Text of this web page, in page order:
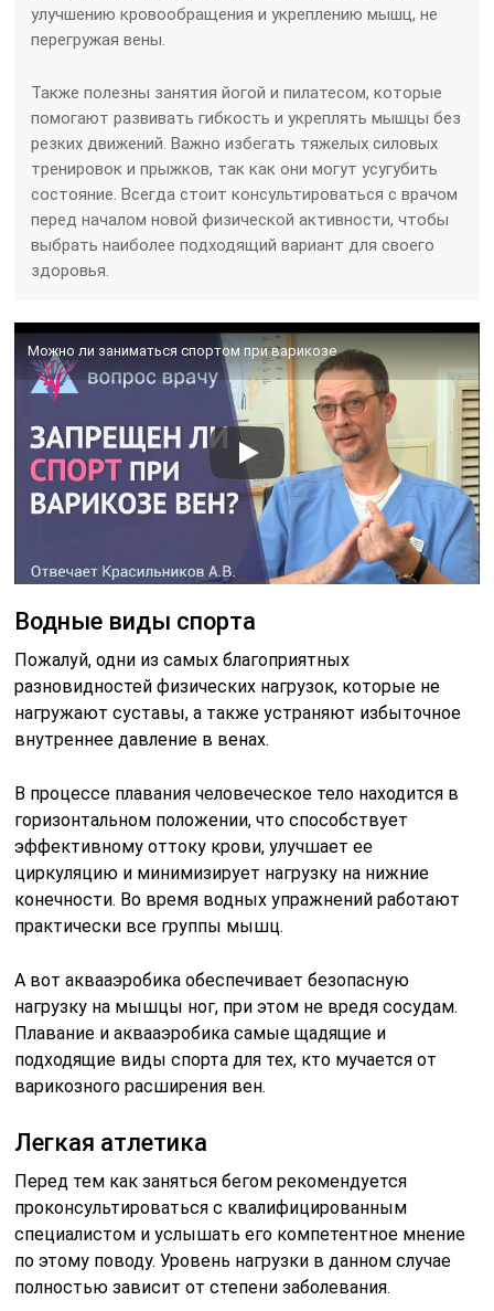
улучшению кровообращения и укреплению мышц, не
перегружая вены.
Также полезны занятия йогой и пилатесом, которые
помогают развивать гибкость и укреплять мышцы без
резких движений. Важно избегать тяжелых силовых
тренировок и прыжков, так как они могут усугубить
состояние. Всегда стоит консультироваться с врачом
перед началом новой физической активности, чтобы
выбрать наиболее подходящий вариант для своего
здоровья.
Можно ли заниматься спортом при варикозе
Водные виды спорта
Пожалуй, одни из самых благоприятных
разновидностей физических нагрузок, которые не
нагружают суставы, а также устраняют избыточное
внутреннее давление в венах.
В процессе плавания человеческое тело находится в
горизонтальном положении, что способствует
эффективному оттоку крови, улучшает ее
циркуляцию и минимизирует нагрузку на нижние
конечности. Во время водных упражнений работают
практически все группы мышц.
А вот аквааэробика обеспечивает безопасную
нагрузку на мышцы ног, при этом не вредя сосудам.
Плавание и аквааэробика самые щадящие и
подходящие виды спорта для тех, кто мучается от
варикозного расширения вен.
Легкая атлетика
Перед тем как заняться бегом рекомендуется
проконсультироваться с квалифицированным
специалистом и услышать его компетентное мнение
по этому поводу. Уровень нагрузки в данном случае
полностью зависит от степени заболевания.